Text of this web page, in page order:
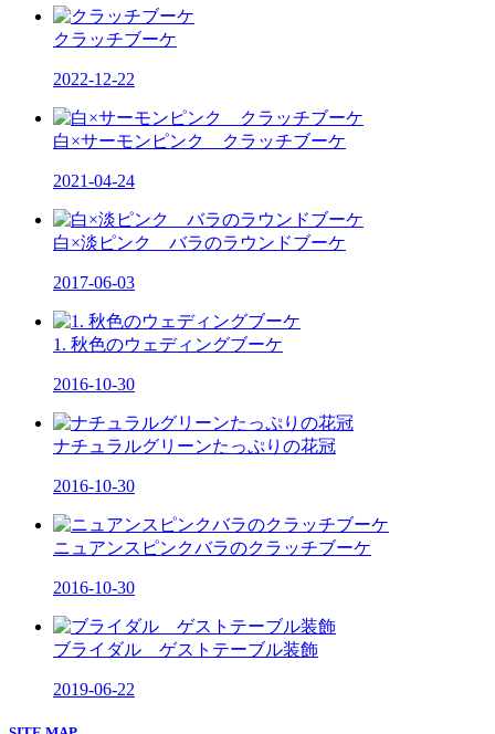
クラッチブーケ
2022-12-22
白×サーモンピンク クラッチブーケ
2021-04-24
白×淡ピンク バラのラウンドブーケ
2017-06-03
1. 秋色のウェディングブーケ
2016-10-30
ナチュラルグリーンたっぷりの花冠
2016-10-30
ニュアンスピンクバラのクラッチブーケ
2016-10-30
ブライダル ゲストテーブル装飾
2019-06-22